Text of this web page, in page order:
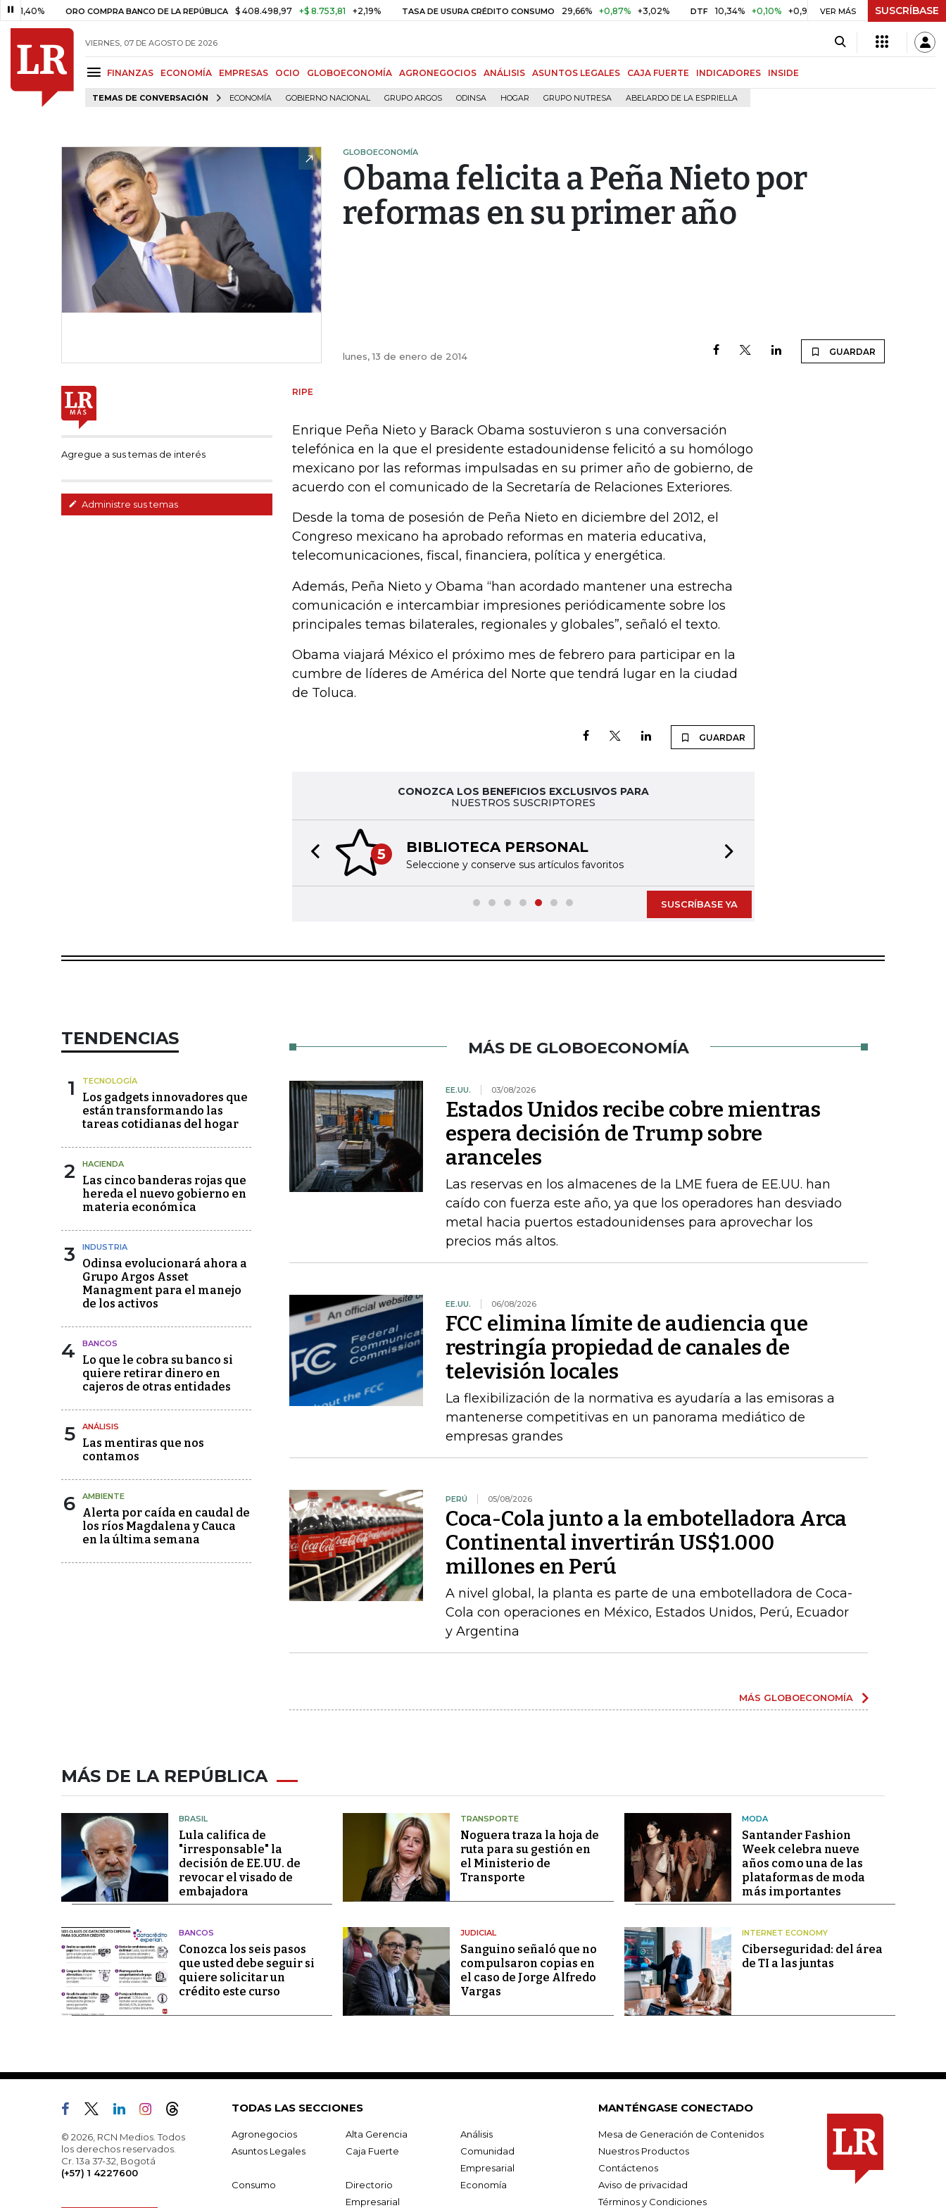
ORO COMPRA BANCO DE LA REPÚBLICA $ 408.498,97 +$ 8.753,81 +2,19% TASA DE USURA CRÉDITO CONSUMO 29,66% +0,87% +3,02% DTF 10,34% +0,10% +0,98% UVR $ 416,91 +$ 0,05 +0,01%
VER MÁS SUSCRÍBASE
VIERNES, 07 DE AGOSTO DE 2026
FINANZAS ECONOMÍA EMPRESAS OCIO GLOBOECONOMÍA AGRONEGOCIOS ANÁLISIS ASUNTOS LEGALES CAJA FUERTE INDICADORES INSIDE
TEMAS DE CONVERSACIÓN ECONOMÍA GOBIERNO NACIONAL GRUPO ARGOS ODINSA HOGAR GRUPO NUTRESA ABELARDO DE LA ESPRIELLA
GLOBOECONOMÍA
Obama felicita a Peña Nieto por
reformas en su primer año
lunes, 13 de enero de 2014 GUARDAR
Agregue a sus temas de interés
Administre sus temas
RIPE
Enrique Peña Nieto y Barack Obama sostuvieron s una conversación
telefónica en la que el presidente estadounidense felicitó a su homólogo
mexicano por las reformas impulsadas en su primer año de gobierno, de
acuerdo con el comunicado de la Secretaría de Relaciones Exteriores.
Desde la toma de posesión de Peña Nieto en diciembre del 2012, el
Congreso mexicano ha aprobado reformas en materia educativa,
telecomunicaciones, fiscal, financiera, política y energética.
Además, Peña Nieto y Obama “han acordado mantener una estrecha
comunicación e intercambiar impresiones periódicamente sobre los
principales temas bilaterales, regionales y globales”, señaló el texto.
Obama viajará México el próximo mes de febrero para participar en la
cumbre de líderes de América del Norte que tendrá lugar en la ciudad
de Toluca.
GUARDAR
CONOZCA LOS BENEFICIOS EXCLUSIVOS PARA
NUESTROS SUSCRIPTORES
5 BIBLIOTECA PERSONAL
Seleccione y conserve sus artículos favoritos
Previous slide
SUSCRÍBASE YA
TENDENCIAS
1 TECNOLOGÍA
Los gadgets innovadores que
están transformando las
tareas cotidianas del hogar
2 HACIENDA
Las cinco banderas rojas que
hereda el nuevo gobierno en
materia económica
3 INDUSTRIA
Odinsa evolucionará ahora a
Grupo Argos Asset
Managment para el manejo
de los activos
4 BANCOS
Lo que le cobra su banco si
quiere retirar dinero en
cajeros de otras entidades
5 ANÁLISIS
Las mentiras que nos
contamos
6 AMBIENTE
Alerta por caída en caudal de
los ríos Magdalena y Cauca
en la última semana
MÁS DE GLOBOECONOMÍA
EE.UU. 03/08/2026
Estados Unidos recibe cobre mientras
espera decisión de Trump sobre
aranceles
Las reservas en los almacenes de la LME fuera de EE.UU. han
caído con fuerza este año, ya que los operadores han desviado
metal hacia puertos estadounidenses para aprovechar los
precios más altos.
EE.UU. 06/08/2026
FCC elimina límite de audiencia que
restringía propiedad de canales de
televisión locales
La flexibilización de la normativa es ayudaría a las emisoras a
mantenerse competitivas en un panorama mediático de
empresas grandes
PERÚ 05/08/2026
Coca-Cola junto a la embotelladora Arca
Continental invertirán US$1.000
millones en Perú
A nivel global, la planta es parte de una embotelladora de Coca-
Cola con operaciones en México, Estados Unidos, Perú, Ecuador
y Argentina
MÁS GLOBOECONOMÍA
MÁS DE LA REPÚBLICA
BRASIL
Lula califica de
"irresponsable" la
decisión de EE.UU. de
revocar el visado de
embajadora
TRANSPORTE
Noguera traza la hoja de
ruta para su gestión en
el Ministerio de
Transporte
MODA
Santander Fashion
Week celebra nueve
años como una de las
plataformas de moda
más importantes
BANCOS
Conozca los seis pasos
que usted debe seguir si
quiere solicitar un
crédito este curso
JUDICIAL
Sanguino señaló que no
compulsaron copias en
el caso de Jorge Alfredo
Vargas
INTERNET ECONOMY
Ciberseguridad: del área
de TI a las juntas
© 2026, RCN Medios. Todos
los derechos reservados.
Cr. 13a 37-32, Bogotá
(+57) 1 4227600
TODAS LAS SECCIONES
Agronegocios Alta Gerencia
Análisis
Asuntos Legales
Caja Fuerte
Comunidad
Empresarial
Consumo
Directorio
Empresarial
Economía
MANTÉNGASE CONECTADO
Mesa de Generación de Contenidos
Nuestros Productos
Contáctenos
Aviso de privacidad
Términos y Condiciones